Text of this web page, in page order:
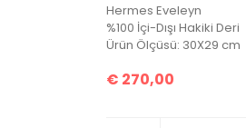
Hermes Eveleyn
%100 İçi-Dışı Hakiki Deri
Ürün Ölçüsü: 30X29 cm
€ 270,00